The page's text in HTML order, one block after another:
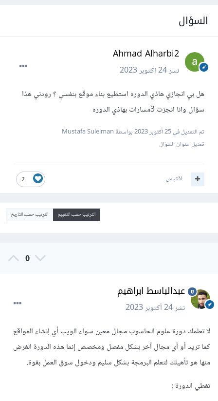
السؤال
Ahmad Alharbi2
نشر24 أكتوبر 2023
هل بي انجازي هاذي الدوره استطيع بناء موقع بنفسي ؟ رودني هذا
سؤال وانا انجزت 3مسارات بهاذي الدوره
تم التعديل في25 أكتوبر 2023
بواسطة Mustafa Suleiman
تعديل عنوان السؤال
2 اقتباس
الترتيب حسب التقييم الترتيب حسب التاريخ
0
عبدالباسط ابراهيم
نشر24 أكتوبر 2023
لا تعلمك دورة علوم الحاسوب مجال معين سواء الويب أي إنشاء المواقع
كما تريد أو أي مجال آخر بشكل مفصل ومخصص إنما هذه الدورة الغرض
منها هو تأهيلك لتعلم البرمجة بشكل سليم ودخول سوق العمل بقوة.
تغطي الدورة :